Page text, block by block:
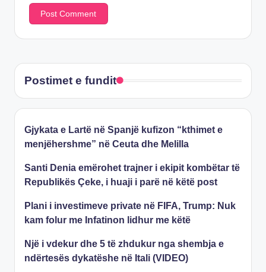
Postimet e fundit
Gjykata e Lartë në Spanjë kufizon “kthimet e
menjëhershme” në Ceuta dhe Melilla
Santi Denia emërohet trajner i ekipit kombëtar të
Republikës Çeke, i huaji i parë në këtë post
Plani i investimeve private në FIFA, Trump: Nuk
kam folur me Infatinon lidhur me këtë
Një i vdekur dhe 5 të zhdukur nga shembja e
ndërtesës dykatëshe në Itali (VIDEO)